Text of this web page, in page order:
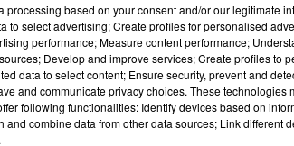
33 min 33
processing based on your consent and/or our legitimate
to select advertising; Create profiles for personalised
performance; Measure content performance;
Develop and improve services; Create profiles to
data to select content; Ensure security, prevent and
and communicate privacy choices. These technologies
following functionalities: Identify devices based on
combine data from other data sources; Link different